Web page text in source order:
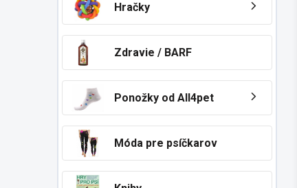
Hračky
Zdravie / BARF
Ponožky od All4pet
Móda pre psíčkarov